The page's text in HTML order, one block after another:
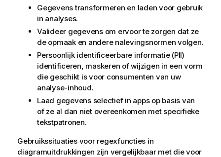
Gegevens transformeren en laden voor gebruik
in analyses.
Valideer gegevens om ervoor te zorgen dat ze
de opmaak en andere nalevingsnormen volgen.
Persoonlijk identificeerbare informatie (PII)
identificeren, maskeren of wijzigen in een vorm
die geschikt is voor consumenten van uw
analyse-inhoud.
Laad gegevens selectief in apps op basis van
of ze al dan niet overeenkomen met specifieke
tekstpatronen.
Gebruikssituaties voor regexfuncties in
diagramuitdrukkingen zijn vergelijkbaar met die voor